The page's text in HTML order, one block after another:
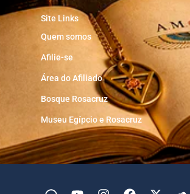
Site Links
Quem somos
Afilie-se
Área do Afiliado
Bosque Rosacruz
Museu Egípcio e Rosacruz